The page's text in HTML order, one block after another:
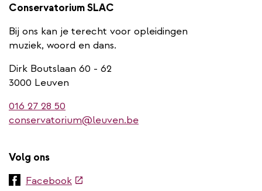
Conservatorium SLAC
Bij ons kan je terecht voor opleidingen
muziek, woord en dans.
Dirk Boutslaan 60 - 62
3000 Leuven
016 27 28 50
conservatorium@leuven.be
Volg ons
Facebook(externe